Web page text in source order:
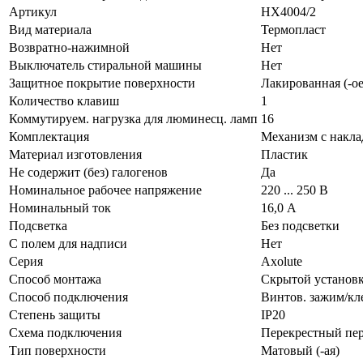
Артикул
HX4004/2
Вид материала
Термопласт
Возвратно-нажимной
Нет
Выключатель стиральной машины
Нет
Защитное покрытие поверхности
Лакированная (-
Количество клавиш
1
Коммутируем. нагрузка для люминесц. ламп 16
Комплектация
Механизм с
Материал изготовления
Пластик
Не содержит (без) галогенов
Да
Номинальное рабочее напряжение
220 ... 250 В
Номинальный ток
16,0 А
Подсветка
Без подсветки
С полем для надписи
Нет
Серия
Axolute
Способ монтажа
Скрытой
Способ подключения
Винтов. зажим/
Степень защиты
IP20
Схема подключения
Перекрестный
Тип поверхности
Матовый (-ая)